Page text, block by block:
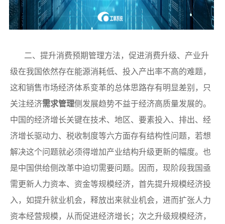
二、提升消费预期管理方法，促进消费升级、产业升
级在我国依然存在能源消耗低、投入产出率不高的难题，
这和销售市场经济体系变革的总体思路存有明显差别，只
关注经济需求管理侧发展趋势不益于经济高质量发展的。
中国的经济增长关键在技术、地区、要素投入、排出、经
济增长驱动力、税收制度等六方面存有结构性问题，若想
解决这个问题就必须得增加产业结构升级更新的幅度。也
是中国供给侧改革中迫切需要问题。因而，现阶段我国亟
需更新人力资本、资金等规模经济，首先提升规模经济投
入，如提升就业机会，释放出来就业机会，进而扩张人力
资本经营规模，从而促进经济增长；次之升级规模经济，